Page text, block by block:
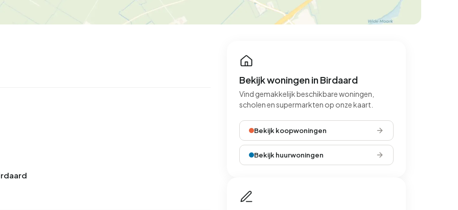
Vrijstaand
Bekijk woningen in Birdaard
Vind gemakkelijk beschikbare woningen,
scholen en supermarkten op onze kaart.
Bekijk koopwoningen
Bekijk huurwoningen